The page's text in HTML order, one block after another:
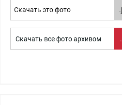
Скачать это фото
Скачать все фото архивом